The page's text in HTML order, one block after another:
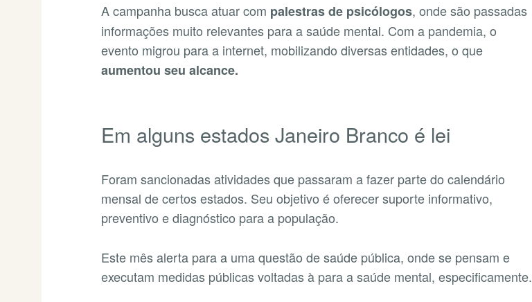
A campanha busca atuar com palestras de psicólogos, onde são passadas
informações muito relevantes para a saúde mental. Com a pandemia, o
evento migrou para a internet, mobilizando diversas entidades, o que
aumentou seu alcance.
Em alguns estados Janeiro Branco é lei
Foram sancionadas atividades que passaram a fazer parte do calendário
mensal de certos estados. Seu objetivo é oferecer suporte informativo,
preventivo e diagnóstico para a população.
Este mês alerta para a uma questão de saúde pública, onde se pensam e
executam medidas públicas voltadas à para a saúde mental, especificamente.